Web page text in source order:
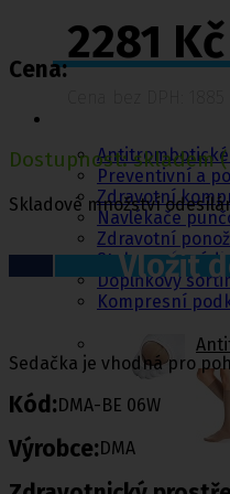
Preventivní a
Zdravotní
Navlékače
Zdravotní
Stahovací
Doplňkový
Kompresní
Cena:
2281 Kč
Dostupnost:skladem(
Skladové množství
Vložit
Sedačka je vhodná pro
Kód:DMA-BE 06W
Výrobce:DMA